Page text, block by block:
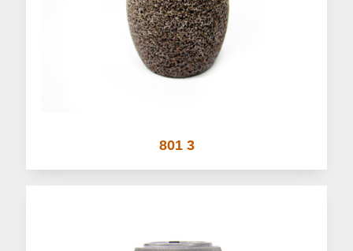
801 3